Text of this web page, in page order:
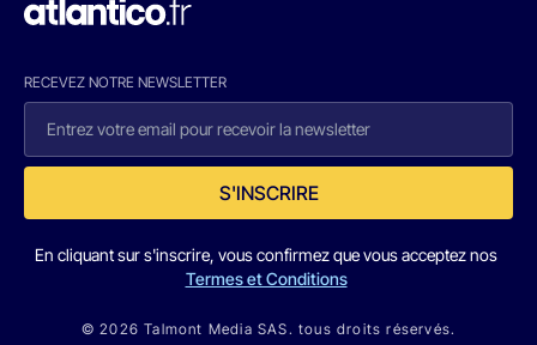
RECEVEZ NOTRE NEWSLETTER
S'INSCRIRE
En cliquant sur s'inscrire, vous confirmez que vous acceptez nos
Termes et Conditions
© 2026 Talmont Media SAS. tous droits réservés.